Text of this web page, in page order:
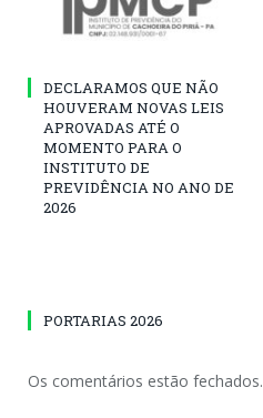
DECLARAMOS QUE NÃO
HOUVERAM NOVAS LEIS
APROVADAS ATÉ O
MOMENTO PARA O
INSTITUTO DE
PREVIDÊNCIA NO ANO DE
2026
PORTARIAS 2026
Os comentários estão fechados.